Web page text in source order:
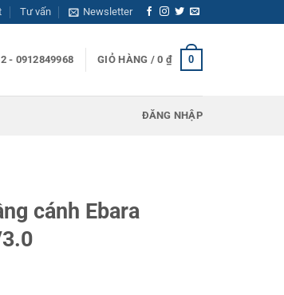
Tư vấn Newsletter
- 0912849968 GIỎ HÀNG /0 ₫ 0
ĐĂNG NHẬP
cánh Ebara
15F5 Q1BEG E/3.0 số lượng